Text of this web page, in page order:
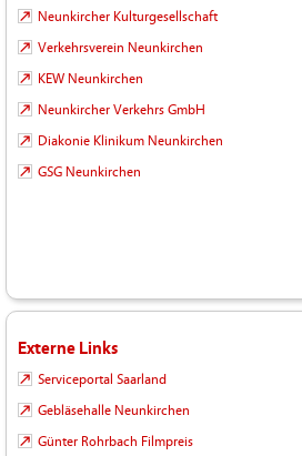
Neunkircher Kulturgesellschaft
Verkehrsverein Neunkirchen
KEW Neunkirchen
Neunkircher Verkehrs GmbH
Diakonie Klinikum Neunkirchen
GSG Neunkirchen
Externe Links
Serviceportal Saarland
Gebläsehalle Neunkirchen
Günter Rohrbach Filmpreis